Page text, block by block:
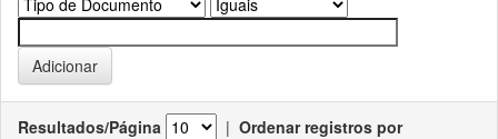
Resultados/Página | Ordenar registros por